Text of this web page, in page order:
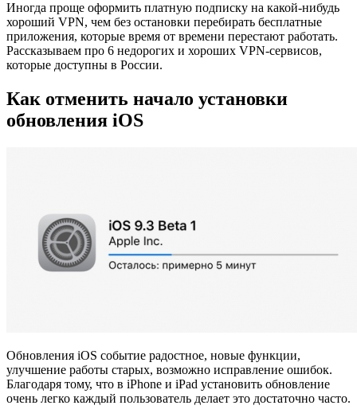
Иногда проще оформить платную подписку на какой-нибудь
хороший VPN, чем без остановки перебирать бесплатные
приложения, которые время от времени перестают работать.
Рассказываем про 6 недорогих и хороших VPN-сервисов,
которые доступны в России.
Как отменить начало установки
обновления iOS
Обновления iOS событие радостное, новые функции,
улучшение работы старых, возможно исправление ошибок.
Благодаря тому, что в iPhone и iPad установить обновление
очень легко каждый пользователь делает это достаточно часто.